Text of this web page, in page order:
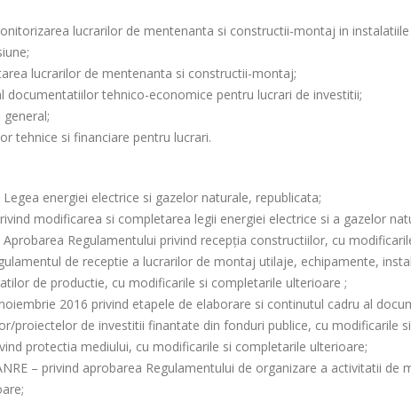
lucrarilor de mentenanta si constructii-montaj in
lucrarilor de mentenanta si constructii-montaj;
documentatiilor tehnico-economice pentru lucrari de investitii;
tehnice si financiare pentru lucrari.
energiei electrice si gazelor naturale, republicata;
modificarea si completarea legii energiei electrice si a gazelor
Aprobarea Regulamentului privind recepţia constructiilor, cu
de receptie a lucrarilor de montaj utilaje, echipamente,
de productie, cu modificarile si completarile ulterioare ;
2016 privind etapele de elaborare si continutul cadru al
proiectelor de investitii finantate din fonduri publice, cu modificarile
protectia mediului, cu modificarile si completarile ulterioare;
– privind aprobarea Regulamentului de organizare a activitatii de